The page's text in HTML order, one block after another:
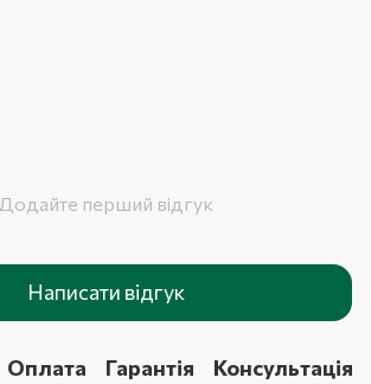
Додайте перший відгук
Написати відгук
Оплата Гарантія Консультація